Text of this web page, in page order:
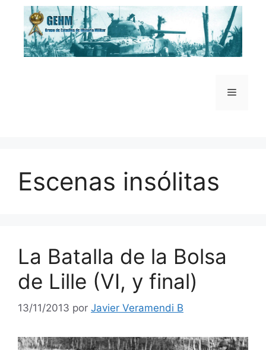
Saltar
contenido
Menú
Escenas insólitas
La Batalla de la Bolsa
de Lille (VI, y final)
13/11/2013 por Javier Veramendi B